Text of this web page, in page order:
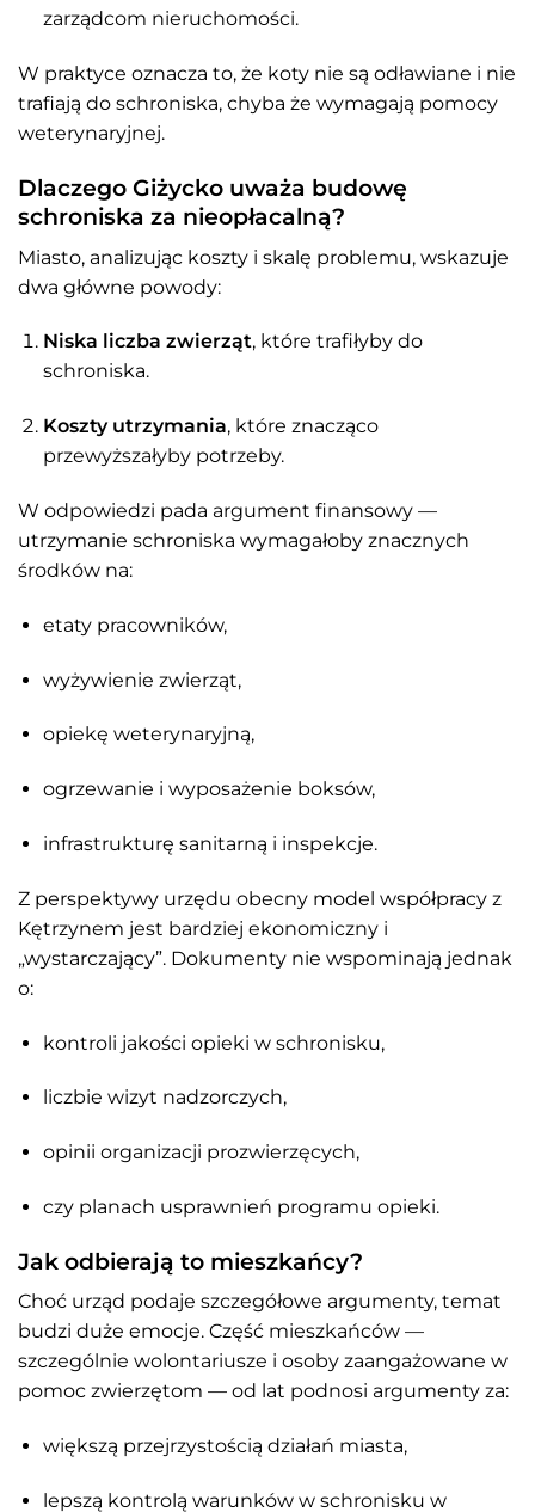
zarządcom nieruchomości.
W praktyce oznacza to, że koty nie są odławiane i nie
trafiają do schroniska, chyba że wymagają pomocy
weterynaryjnej.
Dlaczego Giżycko uważa budowę
schroniska za nieopłacalną?
Miasto, analizując koszty i skalę problemu, wskazuje
dwa główne powody:
Niska liczba zwierząt, które trafiłyby do
schroniska.
Koszty utrzymania, które znacząco
przewyższałyby potrzeby.
W odpowiedzi pada argument finansowy —
utrzymanie schroniska wymagałoby znacznych
środków na:
etaty pracowników,
wyżywienie zwierząt,
opiekę weterynaryjną,
ogrzewanie i wyposażenie boksów,
infrastrukturę sanitarną i inspekcje.
Z perspektywy urzędu obecny model współpracy z
Kętrzynem jest bardziej ekonomiczny i
„wystarczający”. Dokumenty nie wspominają jednak
o:
kontroli jakości opieki w schronisku,
liczbie wizyt nadzorczych,
opinii organizacji prozwierzęcych,
czy planach usprawnień programu opieki.
Jak odbierają to mieszkańcy?
Choć urząd podaje szczegółowe argumenty, temat
budzi duże emocje. Część mieszkańców —
szczególnie wolontariusze i osoby zaangażowane w
pomoc zwierzętom — od lat podnosi argumenty za:
większą przejrzystością działań miasta,
lepszą kontrolą warunków w schronisku w